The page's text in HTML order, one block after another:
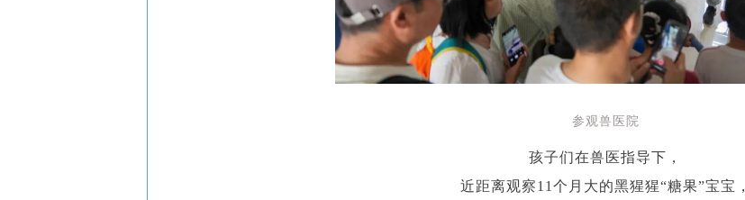
参观兽医院
孩子们在兽医指导下，
近距离观察11个月大的黑猩猩“糖果”宝宝，